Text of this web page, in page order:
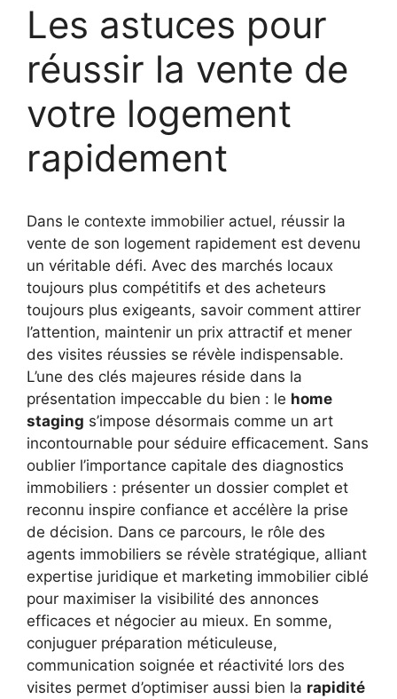
Les astuces pour
réussir la vente de
votre logement
rapidement
Dans le contexte immobilier actuel, réussir la
vente de son logement rapidement est devenu
un véritable défi. Avec des marchés locaux
toujours plus compétitifs et des acheteurs
toujours plus exigeants, savoir comment attirer
l’attention, maintenir un prix attractif et mener
des visites réussies se révèle indispensable.
L’une des clés majeures réside dans la
présentation impeccable du bien : le home
staging s’impose désormais comme un art
incontournable pour séduire efficacement. Sans
oublier l’importance capitale des diagnostics
immobiliers : présenter un dossier complet et
reconnu inspire confiance et accélère la prise
de décision. Dans ce parcours, le rôle des
agents immobiliers se révèle stratégique, alliant
expertise juridique et marketing immobilier ciblé
pour maximiser la visibilité des annonces
efficaces et négocier au mieux. En somme,
conjuguer préparation méticuleuse,
communication soignée et réactivité lors des
visites permet d’optimiser aussi bien la rapidité